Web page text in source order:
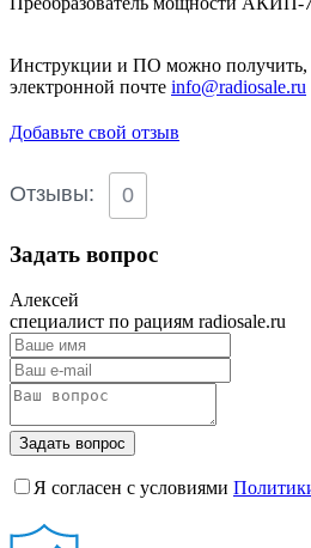
Инструкции и ПО можно получить,
электронной почте info@radiosale.ru
Добавьте свой отзыв
Отзывы: 0
Задать вопрос
Алексей
специалист по рациям radiosale.ru
Задать вопрос
Я согласен с условиями